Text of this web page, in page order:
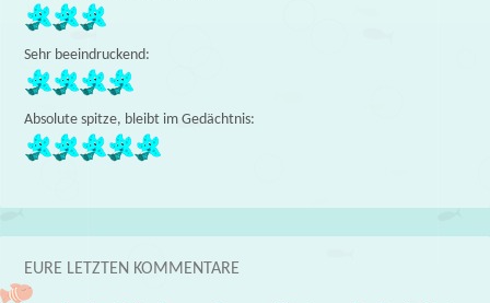
Sehr beeindruckend:
Absolute spitze, bleibt im Gedächtnis:
EURE LETZTEN KOMMENTARE